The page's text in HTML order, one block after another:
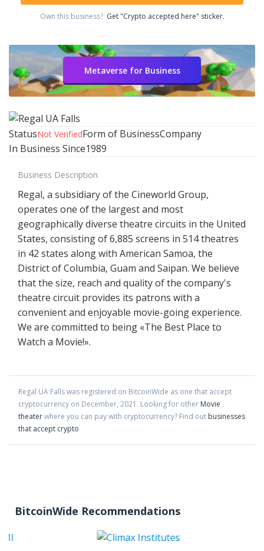
Own this business? Get "Crypto accepted here" sticker.
Metaverse for Business
StatusNot VerifiedForm of BusinessCompany
In Business Since1989
Business Description
Regal, a subsidiary of the Cineworld Group,
operates one of the largest and most
geographically diverse theatre circuits in the United
States, consisting of 6,885 screens in 514 theatres
in 42 states along with American Samoa, the
District of Columbia, Guam and Saipan. We believe
that the size, reach and quality of the company's
theatre circuit provides its patrons with a
convenient and enjoyable movie-going experience.
We are committed to being «The Best Place to
Watch a Movie!».
Regal UA Fallswas registered on BitcoinWide as one that accept
cryptocurrency on December, 2021 . Looking for other Movie
theaterwhere you can pay with cryptocurrency? Find out businesses
that accept crypto
BitcoinWide Recommendations